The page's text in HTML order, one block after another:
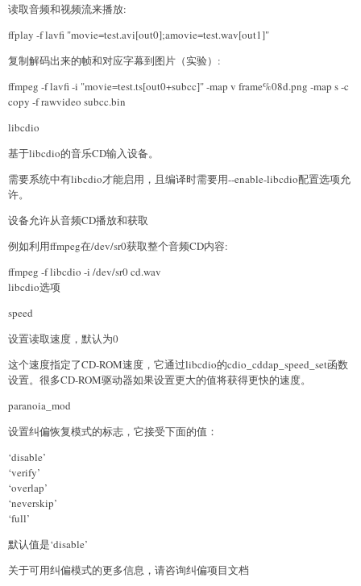
读取音频和视频流来播放:
ffplay -f lavfi "movie=test.avi[out0];amovie=test.wav[out1]"
复制解码出来的帧和对应字幕到图片（实验）:
ffmpeg -f lavfi -i "movie=test.ts[out0+subcc]" -map v frame%08d.png -map s -c
copy -f rawvideo subcc.bin
libcdio
基于libcdio的音乐CD输入设备。
需要系统中有libcdio才能启用，且编译时需要用--enable-libcdio配置选项允
许。
设备允许从音频CD播放和获取
例如利用ffmpeg在/dev/sr0获取整个音频CD内容:
ffmpeg -f libcdio -i /dev/sr0 cd.wav
libcdio选项
speed
设置读取速度，默认为0
这个速度指定了CD-ROM速度，它通过libcdio的cdio_cddap_speed_set函数
设置。很多CD-ROM驱动器如果设置更大的值将获得更快的速度。
paranoia_mod
设置纠偏恢复模式的标志，它接受下面的值：
‘disable’
‘verify’
‘overlap’
‘neverskip’
‘full’
默认值是‘disable’
关于可用纠偏模式的更多信息，请咨询纠偏项目文档